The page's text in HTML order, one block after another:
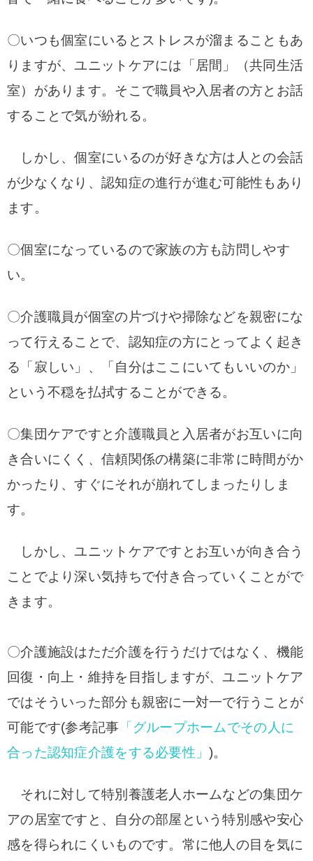
〇いつも個室にいるとストレスが溜まることもあ
りますが、ユニットケアには「居間」（共同生活
室）があります。そこで職員や入居者の方とお話
することで気が紛れる。
しかし、個室にいるのが好きな方は人との会話
が少なくなり、認知症の進行が進む可能性もあり
ます。
〇個室になっているので家族の方も訪問しやす
い。
〇介護職員が個室の片づけや掃除などを親密にな
って行えることで、認知症の方にとってよく起き
る「寂しい」、「自分はここにいてもいいのか」
という不穏を払拭することができる。
〇集団ケアですと介護職員と入居者がお互いに向
き合いにくく、信頼関係の構築に非常に時間がか
かったり、すぐにそれが崩れてしまったりしま
す。
しかし、ユニットケアですとお互いが向き合う
ことでより深い気持ちで付き合っていくことがで
きます。
〇介護施設はただ介護を行うだけではなく、機能
回復・向上・維持を目指しますが、ユニットケア
ではそういった部分も親密に一対一で行うことが
可能です(参考記事 「グループホームでその人に
合った認知症介護をする必要性」)。
それに対して特別養護老人ホームなどの集団ケ
アの居室ですと、自分の部屋という特別感や安心
感を得られにくいものです。常に他人の目を気に